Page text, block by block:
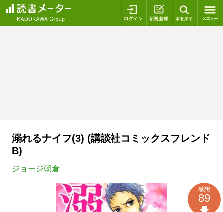
ログイン 新規登録
溺れるナイフ(3) (講談社コミックスフレンド
B)
ジョージ朝倉
感想
89